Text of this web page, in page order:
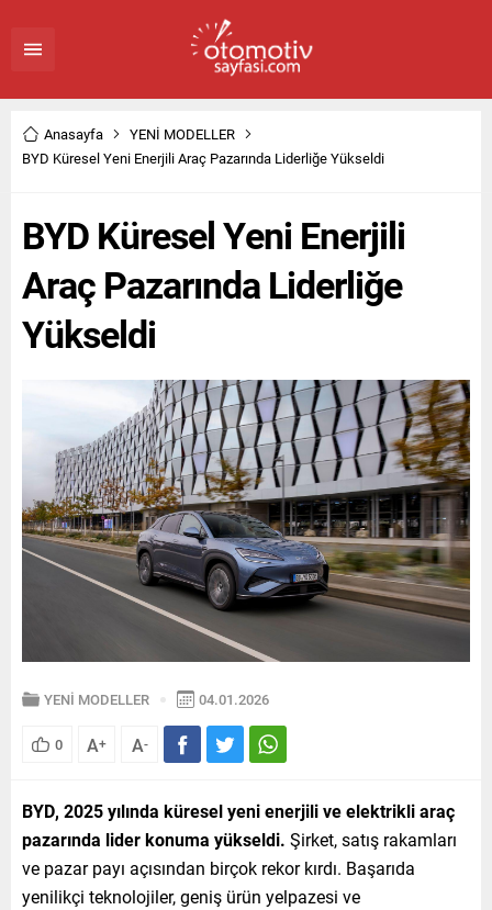
Anasayfa
YENİ MODELLER
BYD Küresel Yeni Enerjili Araç Pazarında Liderliğe Yükseldi
BYD Küresel Yeni Enerjili
Araç Pazarında Liderliğe
Yükseldi
YENİ MODELLER 04.01.2026
0 A+ A-
BYD, 2025 yılında küresel yeni enerjili ve elektrikli araç
pazarında lider konuma yükseldi. Şirket, satış rakamları
ve pazar payı açısından birçok rekor kırdı. Başarıda
yenilikçi teknolojiler, geniş ürün yelpazesi ve